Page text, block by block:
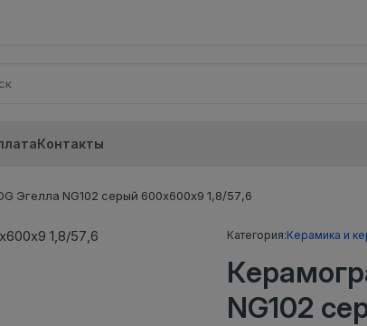
Контакты
Эгелла NG102 серый 600х600х9 1,8/57,6
Категория:Керамика и
NG102